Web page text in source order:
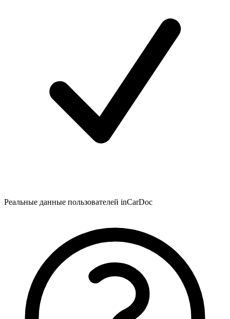
Реальные данные пользователей inCarDoc